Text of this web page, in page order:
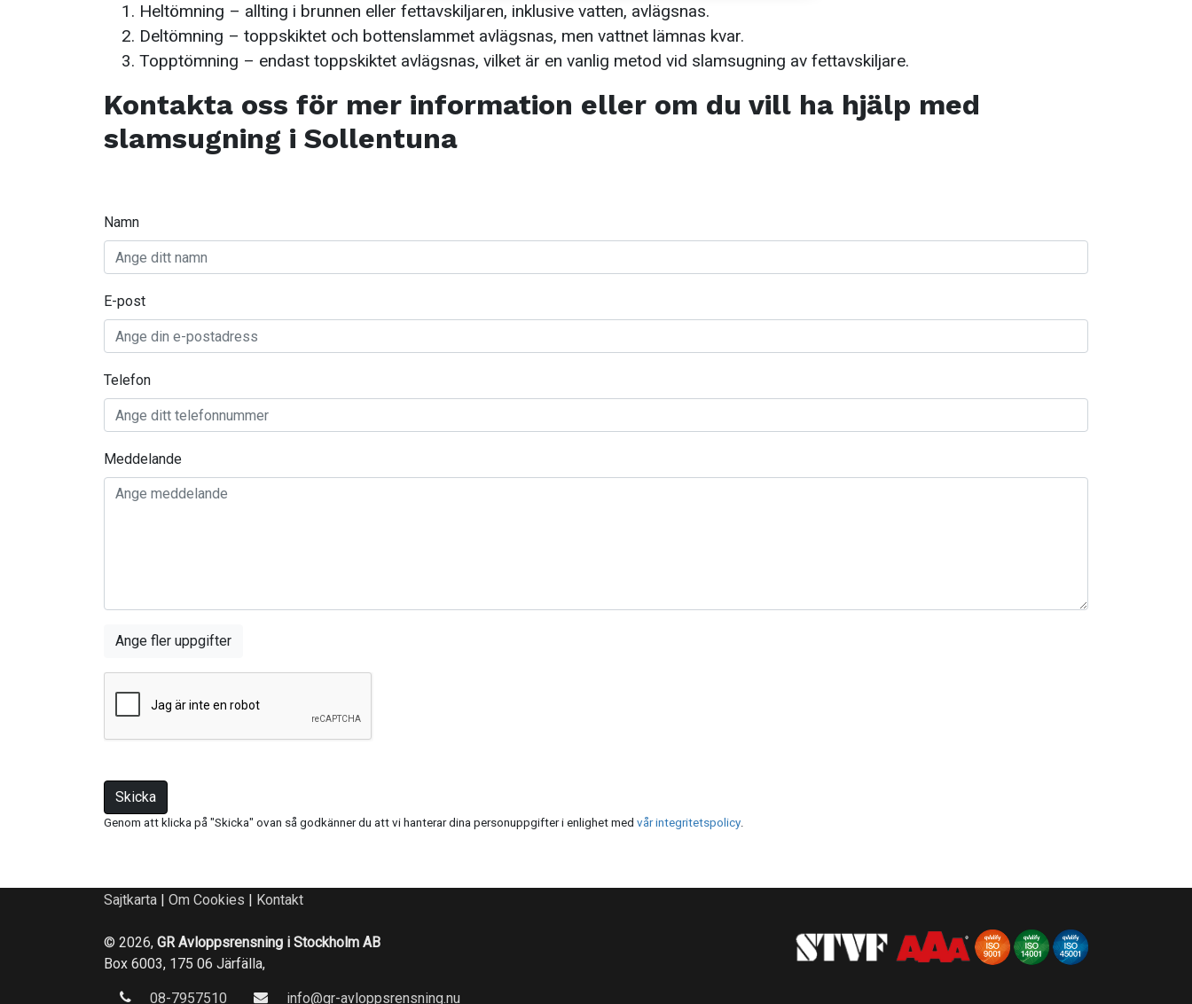
Heltömning – allting i brunnen eller fettavskiljaren, inklusive vatten, avlägsnas.
Deltömning – toppskiktet och bottenslammet avlägsnas, men vattnet lämnas kvar.
Topptömning – endast toppskiktet avlägsnas, vilket är en vanlig metod vid slamsugning av fettavskiljare.
Kontakta oss för mer information eller om du vill ha hjälp med
slamsugning i Sollentuna
Namn
E-post
Telefon
Meddelande
Ange fler uppgifter
Skicka
Genom att klicka på "Skicka" ovan så godkänner du att vi hanterar dina personuppgifter i enlighet med vår integritetspolicy.
Sajtkarta | Om Cookies | Kontakt
© 2026, GR Avloppsrensning i Stockholm AB
Box 6003, 175 06 Järfälla,
08-7957510 info@gr-avloppsrensning.nu